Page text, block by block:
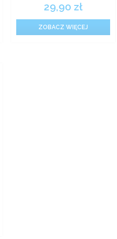
29,90 zł
ZOBACZ WIĘCEJ